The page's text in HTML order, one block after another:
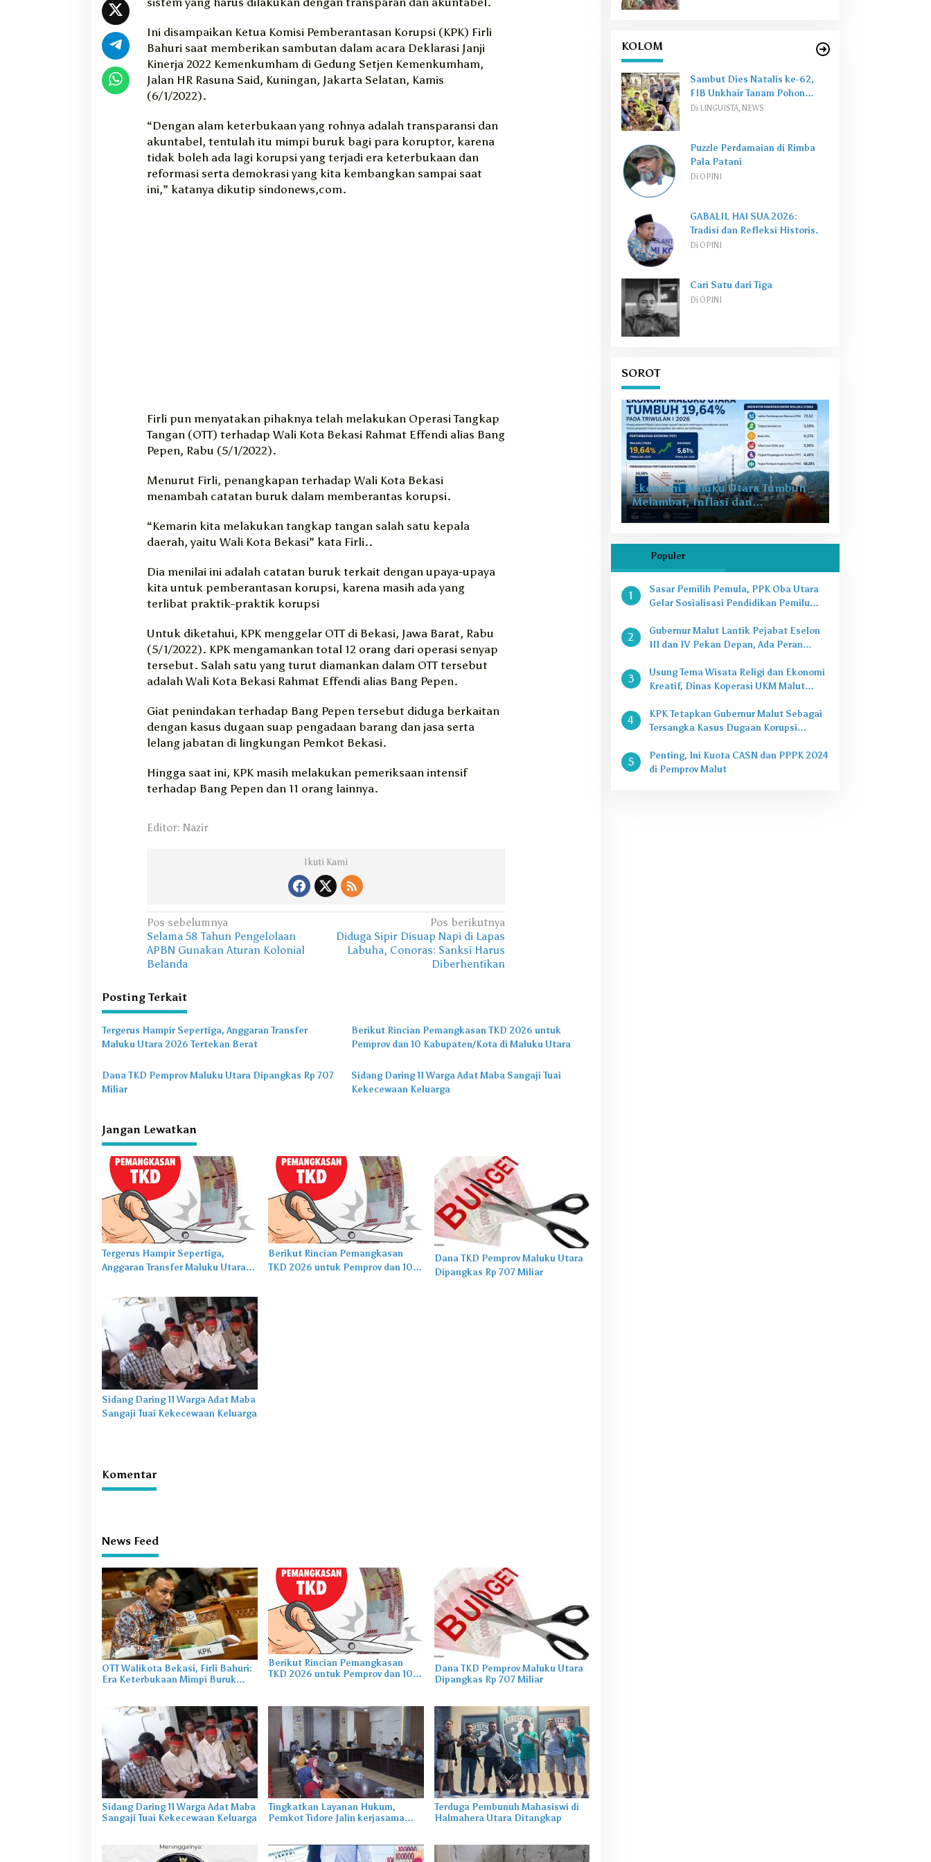
e
e
r
b
u
k
M
i
m
p
o
r
Ini disampaikan Ketua Komisi Pemberantasan Korupsi (KPK) Firli
Bahuri saat memberikan sambutan dalam acara Deklarasi Janji
Kinerja 2022 Kemenkumham di Gedung Setjen Kemenkumham,
Jalan HR Rasuna Said, Kuningan, Jakarta Selatan, Kamis
(6/1/2022).
“Dengan alam keterbukaan yang rohnya adalah transparansi dan
akuntabel, tentulah itu mimpi buruk bagi para koruptor, karena
tidak boleh ada lagi korupsi yang terjadi era keterbukaan dan
reformasi serta demokrasi yang kita kembangkan sampai saat
ini,” katanya dikutip sindonews,com.
Firli pun menyatakan pihaknya telah melakukan Operasi Tangkap
Tangan (OTT) terhadap Wali Kota Bekasi Rahmat Effendi alias Bang
Pepen, Rabu (5/1/2022).
Menurut Firli, penangkapan terhadap Wali Kota Bekasi
menambah catatan buruk dalam memberantas korupsi.
“Kemarin kita melakukan tangkap tangan salah satu kepala
daerah, yaitu Wali Kota Bekasi” kata Firli..
Dia menilai ini adalah catatan buruk terkait dengan upaya-upaya
kita untuk pemberantasan korupsi, karena masih ada yang
terlibat praktik-praktik korupsi
Untuk diketahui, KPK menggelar OTT di Bekasi, Jawa Barat, Rabu
(5/1/2022). KPK mengamankan total 12 orang dari operasi senyap
tersebut. Salah satu yang turut diamankan dalam OTT tersebut
adalah Wali Kota Bekasi Rahmat Effendi alias Bang Pepen.
Giat penindakan terhadap Bang Pepen tersebut diduga berkaitan
dengan kasus dugaan suap pengadaan barang dan jasa serta
lelang jabatan di lingkungan Pemkot Bekasi.
Hingga saat ini, KPK masih melakukan pemeriksaan intensif
terhadap Bang Pepen dan 11 orang lainnya.
Editor: Nazir
Ikuti Kami
N
a
v
g
a
s
i
p
s
Pos sebelumnya
Selama 58 Tahun Pengelolaan
APBN Gunakan Aturan Kolonial
Belanda
Pos berikutnya
Diduga Sipir Disuap Napi di Lapas
Labuha, Conoras: Sanksi Harus
Diberhentikan
Posting Terkait
Tergerus Hampir Sepertiga, Anggaran Transfer
Maluku Utara 2026 Tertekan Berat
Berikut Rincian Pemangkasan TKD 2026 untuk
Pemprov dan 10 Kabupaten/Kota di Maluku Utara
Dana TKD Pemprov Maluku Utara Dipangkas Rp 707
Miliar
Sidang Daring 11 Warga Adat Maba Sangaji Tuai
Kekecewaan Keluarga
Jangan Lewatkan
Tergerus Hampir Sepertiga,
Anggaran Transfer Maluku Utara
Berikut Rincian Pemangkasan
TKD 2026 untuk Pemprov dan 10
Dana TKD Pemprov Maluku Utara
Dipangkas Rp 707 Miliar
Sidang Daring 11 Warga Adat Maba
Sangaji Tuai Kekecewaan Keluarga
Komentar
News Feed
OTT Walikota Bekasi, Firli Bahuri:
Era Keterbukaan Mimpi Buruk
Berikut Rincian Pemangkasan
TKD 2026 untuk Pemprov dan 10
Dana TKD Pemprov Maluku Utara
Dipangkas Rp 707 Miliar
Sidang Daring 11 Warga Adat Maba
Sangaji Tuai Kekecewaan Keluarga
Tingkatkan Layanan Hukum,
Pemkot Tidore Jalin kerjasama
Terduga Pembunuh Mahasiswi di
Halmahera Utara Ditangkap
KOLOM
Sambut Dies Natalis ke-62,
FIB Unkhair Tanam Pohon
PerkuatGreen Campus
Di LINGUISTA, NEWS
Puzzle Perdamaian di Rimba
Pala Patani
Di OPINI
GABALIL HAI SUA 2026:
Tradisi dan Refleksi Historis.
Di OPINI
Cari Satu dari Tiga
Di OPINI
SOROT
Ekonomi Maluku Utara Tumbuh
Melambat, Inflasi dan
Pengangguran Jadi Alarm Baru
Populer
1
Sasar Pemilih Pemula, PPK Oba Utara
Gelar Sosialisasi Pendidikan Pemilu
2
Gubernur Malut Lantik Pejabat Eselon
III dan IV Pekan Depan, Ada Peran
3
Usung Tema Wisata Religi dan Ekonomi
Kreatif, Dinas Koperasi UKM Malut
Raya Sofifi
4
KPK Tetapkan Gubernur Malut Sebagai
Tersangka Kasus Dugaan Korupsi
5
Penting, Ini Kuota CASN dan PPPK 2024
di Pemprov Malut